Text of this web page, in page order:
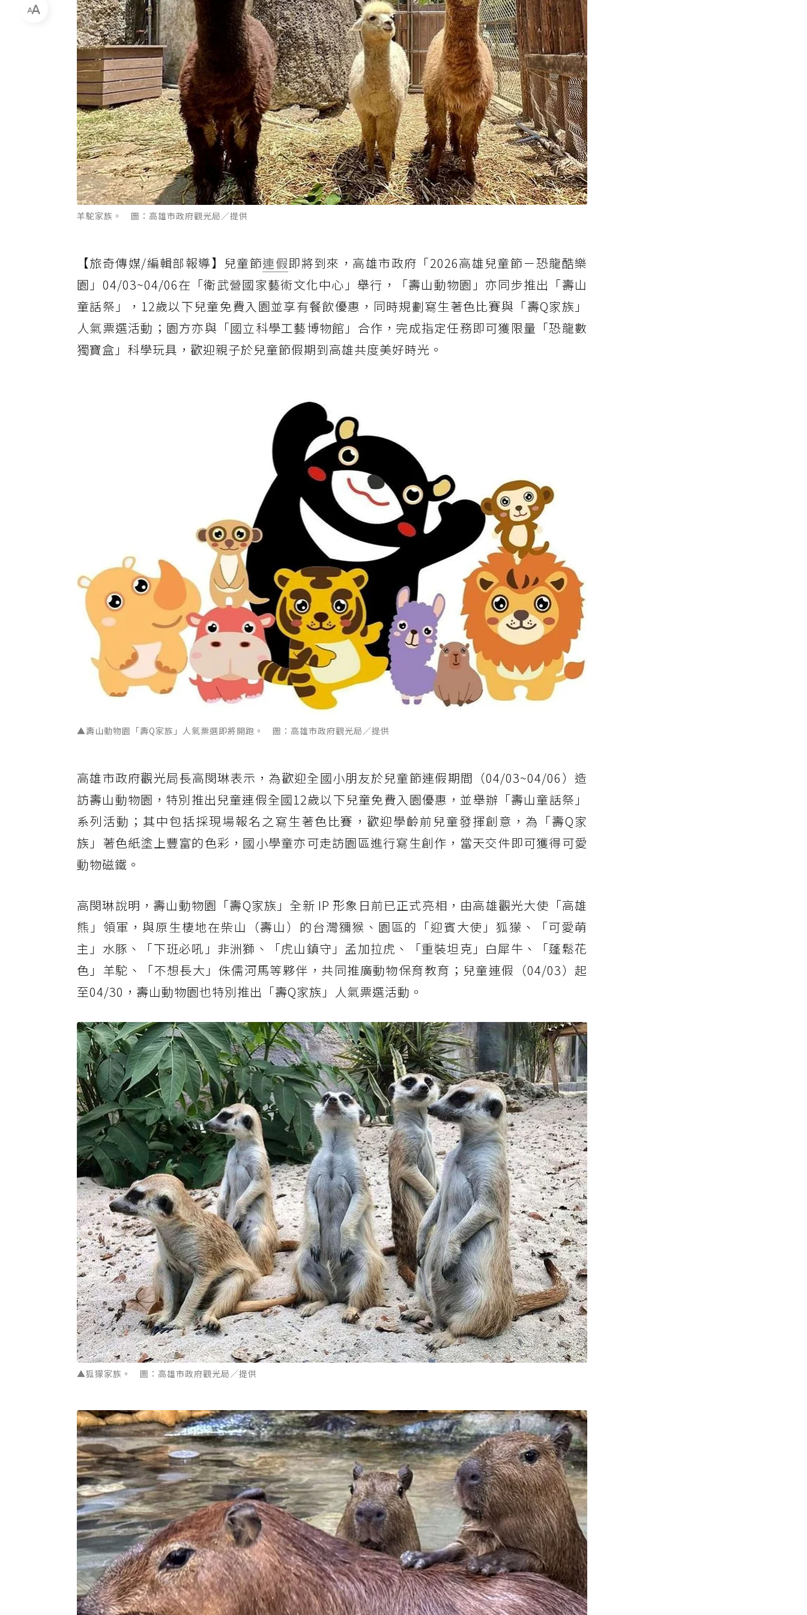
羊駝家族。 圖：高雄市政府觀光局／提供
【旅奇傳媒/編輯部報導】兒童節連假即將到來，高雄市政府「2026高雄兒童節－恐龍酷樂
園」04/03~04/06在「衛武營國家藝術文化中心」舉行，「壽山動物園」亦同步推出「壽山
童話祭」，12歲以下兒童免費入園並享有餐飲優惠，同時規劃寫生著色比賽與「壽Q家族」
人氣票選活動；園方亦與「國立科學工藝博物館」合作，完成指定任務即可獲限量「恐龍數
獨寶盒」科學玩具，歡迎親子於兒童節假期到高雄共度美好時光。
▲壽山動物園「壽Q家族」人氣票選即將開跑。 圖：高雄市政府觀光局／提供
高雄市政府觀光局長高閔琳表示，為歡迎全國小朋友於兒童節連假期間（04/03~04/06）造
訪壽山動物園，特別推出兒童連假全國12歲以下兒童免費入園優惠，並舉辦「壽山童話祭」
系列活動；其中包括採現場報名之寫生著色比賽，歡迎學齡前兒童發揮創意，為「壽Q家
族」著色紙塗上豐富的色彩，國小學童亦可走訪園區進行寫生創作，當天交件即可獲得可愛
動物磁鐵。
高閔琳說明，壽山動物園「壽Q家族」全新 IP 形象日前已正式亮相，由高雄觀光大使「高雄
熊」領軍，與原生棲地在柴山（壽山）的台灣獼猴、園區的「迎賓大使」狐獴、「可愛萌
主」水豚、「下班必吼」非洲獅、「虎山鎮守」孟加拉虎、「重裝坦克」白犀牛、「蓬鬆花
色」羊駝、「不想長大」侏儒河馬等夥伴，共同推廣動物保育教育；兒童連假（04/03）起
至04/30，壽山動物園也特別推出「壽Q家族」人氣票選活動。
▲狐獴家族。 圖：高雄市政府觀光局／提供